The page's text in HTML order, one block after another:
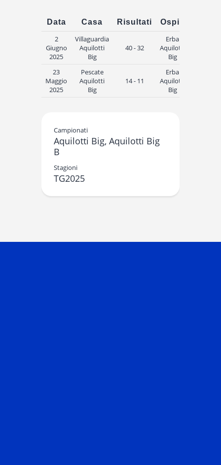
Data Casa Risultati Ospiti
2
Giugno
2025
Villaguardia
Aquilotti
Big
40 - 32
Erba
Aquilotti
Big
23
Maggio
2025
Pescate
Aquilotti
Big
14 - 11
Erba
Aquilotti
Big
Campionati
Aquilotti Big, Aquilotti Big
B
Stagioni
TG2025